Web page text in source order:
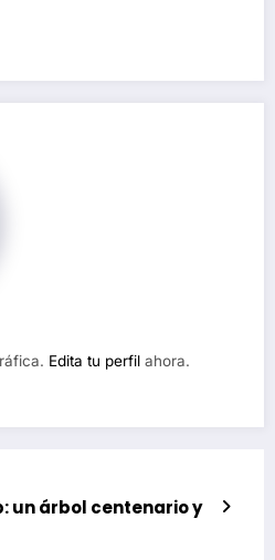
Edita tu perfil ahora.
un árbol centenario y